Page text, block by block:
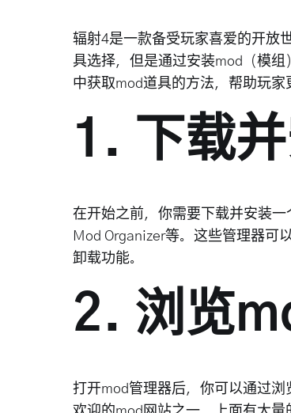
辐射4是一款备受玩家喜爱的开放
具选择，但是通过安装mod（模
中获取mod道具的方法，帮助玩家
1. 下载
在开始之前，你需要下载并安装
Mod Organizer等。这些管理器可
卸载功能。
2. 浏览
打开mod管理器后，你可以通过